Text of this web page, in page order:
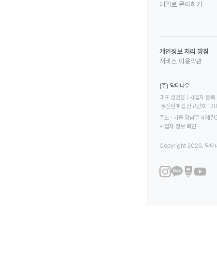
메일로 문의하기
개인정보 처리 방침
서비스 이용약관
(주) 닥터나우
대표 정진웅 | 사업자
통신판매업 신고번호
주소 : 서울 강남구 테헤
사업자 정보 확인
Copyright 2026. 닥터